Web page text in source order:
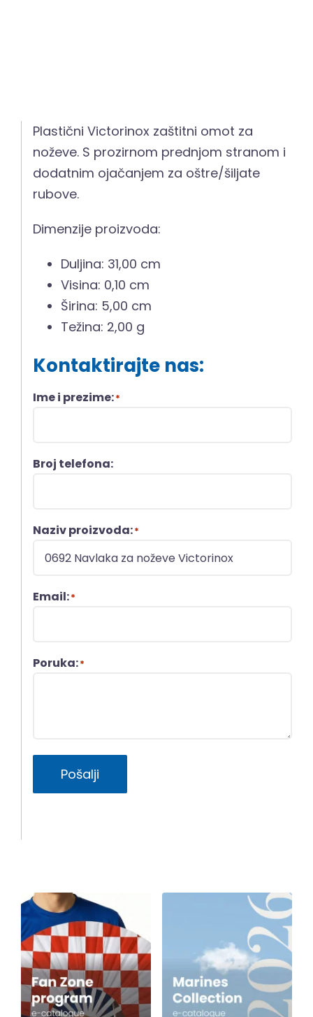
Plastični Victorinox zaštitni omot za
noževe. S prozirnom prednjom stranom i
dodatnim ojačanjem za oštre/šiljate
rubove.
Dimenzije proizvoda:
Duljina: 31,00 cm
Visina: 0,10 cm
Širina: 5,00 cm
Težina: 2,00 g
Kontaktirajte nas:
Ime i prezime:*
Broj telefona:
Naziv proizvoda:*
Email:*
Poruka:*
Pošalji